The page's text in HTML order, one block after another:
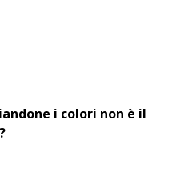
i colori non è il